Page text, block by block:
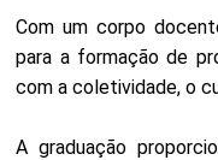
Com um corpo
para a formação de
com a coletividade, o
A graduação